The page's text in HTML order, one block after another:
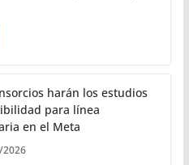
harán los estudios
para línea
en el Meta